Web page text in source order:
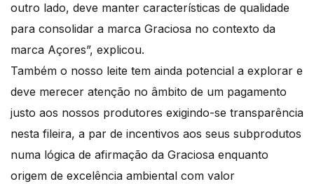
outro lado, deve manter características de qualidade
para consolidar a marca Graciosa no contexto da
marca Açores”, explicou.
Também o nosso leite tem ainda potencial a explorar e
deve merecer atenção no âmbito de um pagamento
justo aos nossos produtores exigindo-se transparência
nesta fileira, a par de incentivos aos seus subprodutos
numa lógica de afirmação da Graciosa enquanto
origem de excelência ambiental com valor